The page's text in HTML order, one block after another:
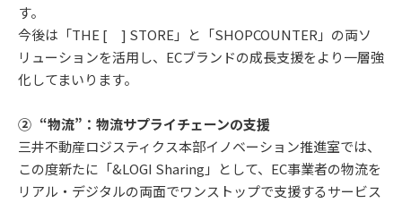
す。
今後は「THE [ ] STORE」と「SHOPCOUNTER」の両ソ
リューションを活用し、ECブランドの成長支援をより一層強
化してまいります。
② “物流”：物流サプライチェーンの支援
三井不動産ロジスティクス本部イノベーション推進室では、
この度新たに「&LOGI Sharing」として、EC事業者の物流を
リアル・デジタルの両面でワンストップで支援するサービス